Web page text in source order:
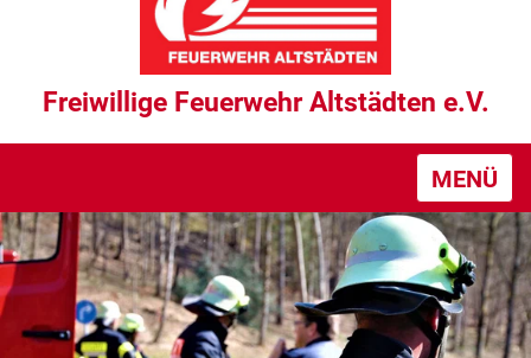
Freiwillige Feuerwehr Altstädten e.V.
MENÜ